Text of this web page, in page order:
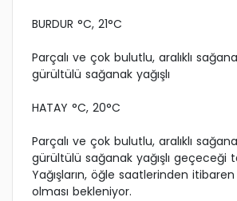
BURDUR °C, 21°C
Parçalı ve çok bulutlu, aralıklı
gürültülü sağanak yağışlı
HATAY °C, 20°C
Parçalı ve çok bulutlu, aralıklı
gürültülü sağanak yağışlı geçeceği
Yağışların, öğle saatlerinden
olması bekleniyor.